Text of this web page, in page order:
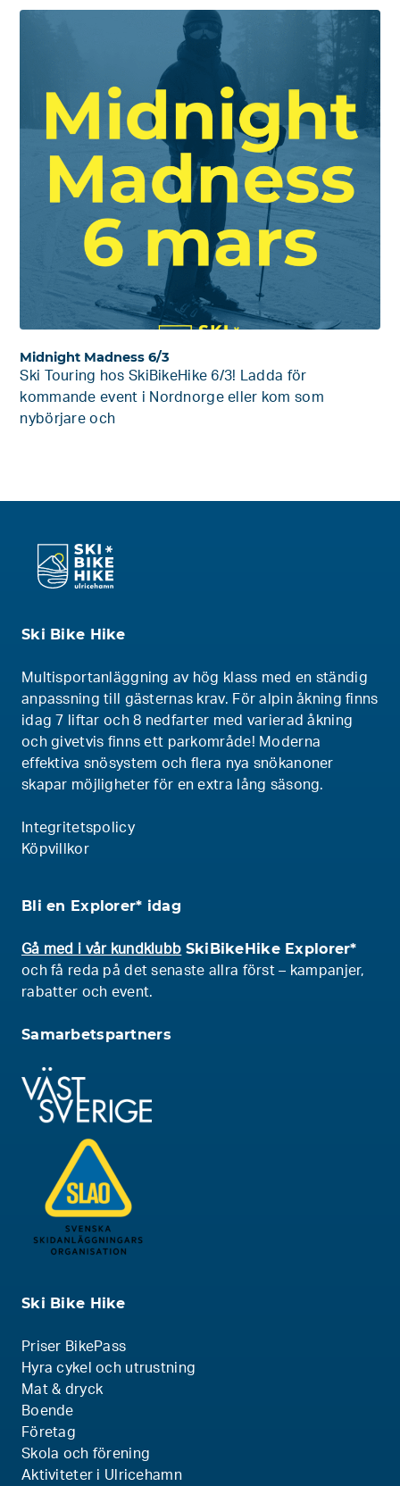
Midnight Madness 6/3
Ski Touring hos SkiBikeHike 6/3! Ladda för
kommande event i Nordnorge eller kom som
nybörjare och
Ski Bike Hike
Multisportanläggning av hög klass med en ständig
anpassning till gästernas krav. För alpin åkning finns
idag 7 liftar och 8 nedfarter med varierad åkning
och givetvis finns ett parkområde! Moderna
effektiva snösystem och flera nya snökanoner
skapar möjligheter för en extra lång säsong.
Integritetspolicy
Köpvillkor
Bli en Explorer* idag
Gå med i vår kundklubb SkiBikeHike Explorer*
och få reda på det senaste allra först – kampanjer,
rabatter och event.
Samarbetspartners
Ski Bike Hike
Priser BikePass
Hyra cykel och utrustning
Mat & dryck
Boende
Företag
Skola och förening
Aktiviteter i Ulricehamn